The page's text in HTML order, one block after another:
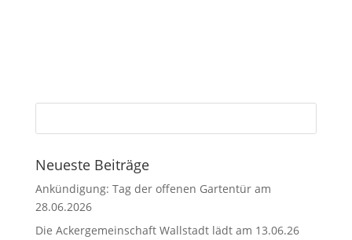
Neueste Beiträge
Ankündigung: Tag der offenen Gartentür am
28.06.2026
Die Ackergemeinschaft Wallstadt lädt am 13.06.26